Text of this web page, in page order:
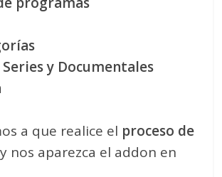
Series y Documentales
a que realice el proceso de
y nos aparezca el addon en